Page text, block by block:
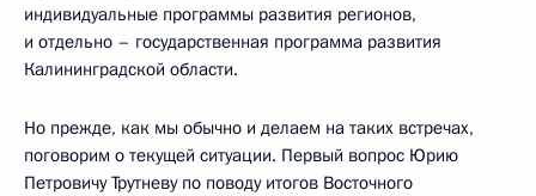
индивидуальные программы развития регионов,
и отдельно – государственная программа развития
Калининградской области.
Но прежде, как мы обычно и делаем на таких встречах,
поговорим о текущей ситуации. Первый вопрос Юрию
Петровичу Трутневу по поводу итогов Восточного